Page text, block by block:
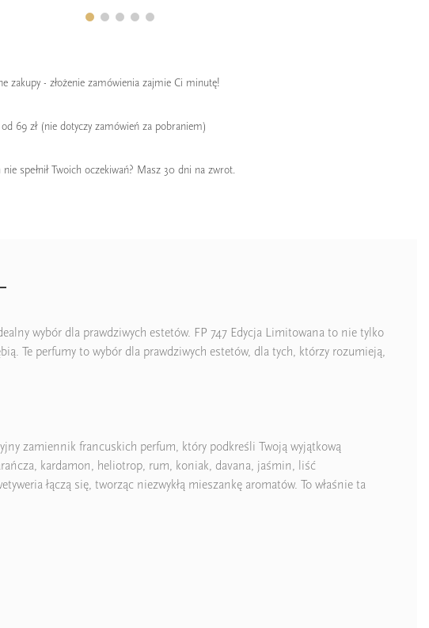
zakupy - złożenie zamówienia zajmie Ci minutę!
od 69 zł (nie dotyczy zamówień za pobraniem)
spełnił Twoich oczekiwań? Masz 30 dni na zwrot.
wybór dla prawdziwych estetów. FP 747 Edycja Limitowana to nie tylko
Te perfumy to wybór dla prawdziwych estetów, dla tych, którzy rozumieją,
zamiennik francuskich perfum, który podkreśli Twoją wyjątkową
kardamon, heliotrop, rum, koniak, davana, jaśmin, liść
łączą się, tworząc niezwykłą mieszankę aromatów. To właśnie ta